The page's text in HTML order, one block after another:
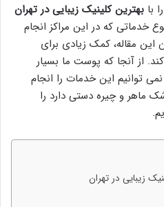
با بهترین کلینیک زیبایی در تهران
خدماتی که در این مراکز انجام
این مقاله، کمک زیادی برای
از آنجا که پوست ما بسیار
توانیم این خدمات را انجام
ماهر و چیره دستی دارد را